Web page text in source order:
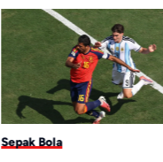
Sepak Bola